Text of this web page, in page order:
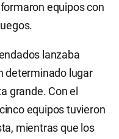
equipos con
lanzaba
determinado lugar
grande. Con el
equipos tuvieron
mientras que los